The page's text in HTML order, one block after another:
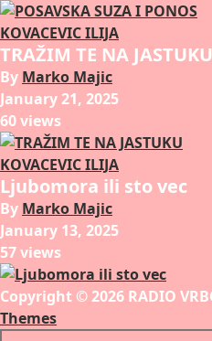
KOVACEVIC ILIJA
TRAŽIM TE NA JASTUKU
By Marko Majic
January 21, 2025
60 views
KOVACEVIC ILIJA
Ljubomora ili sto vec
By Marko Majic
January 13, 2025
57 views
Copyright © 2026 RADIO
Themes